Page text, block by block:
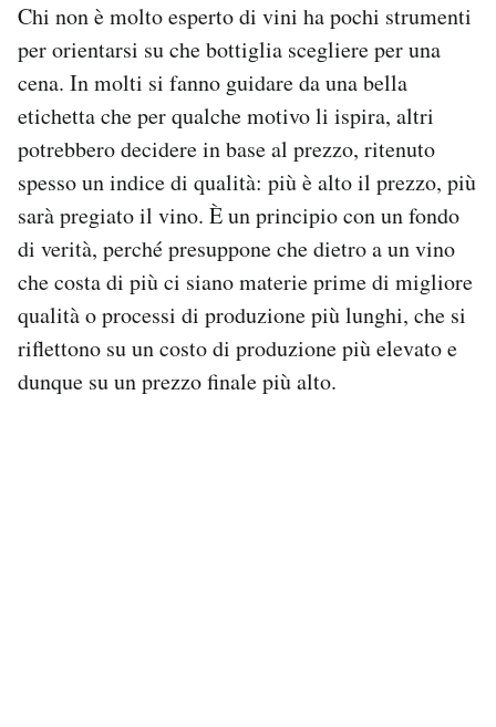
AREA PERSONALE
Area Personale
Notifiche mobile
Regala il Post
Hai bisogno di aiuto?
Esci
Chi non è molto esperto di vini ha pochi strumenti
per orientarsi su che bottiglia scegliere per una
cena. In molti si fanno guidare da una bella
etichetta che per qualche motivo li ispira, altri
potrebbero decidere in base al prezzo, ritenuto
spesso un indice di qualità: più è alto il prezzo, più
sarà pregiato il vino. È un principio con un fondo
di verità, perché presuppone che dietro a un vino
che costa di più ci siano materie prime di migliore
qualità o processi di produzione più lunghi, che si
riflettono su un costo di produzione più elevato e
dunque su un prezzo finale più alto.